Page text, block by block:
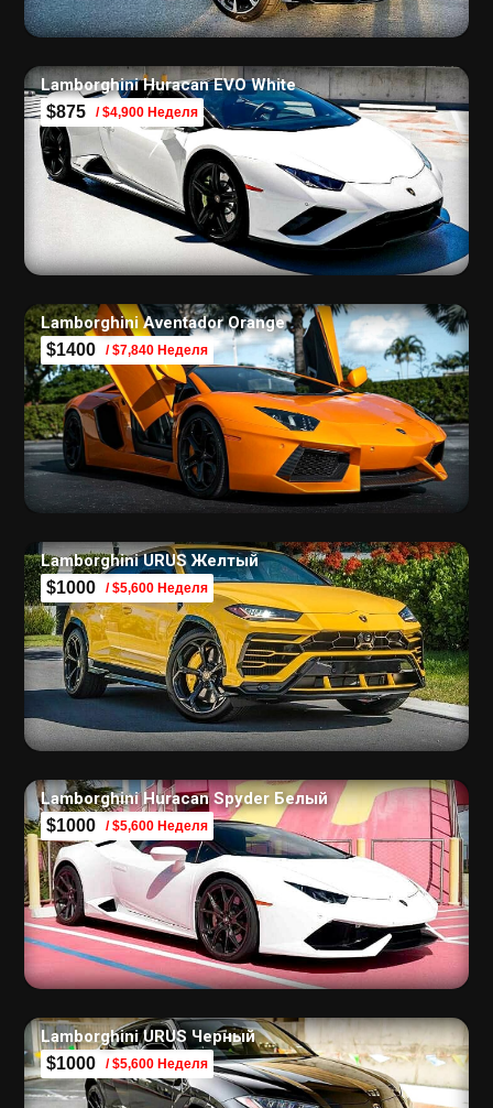
Lamborghini Huracan EVO White
$875 / $4,900 Неделя
Lamborghini Aventador Orange
$1400 / $7,840 Неделя
Lamborghini URUS Желтый
$1000 / $5,600 Неделя
Lamborghini Huracan Spyder Белый
$1000 / $5,600 Неделя
Lamborghini URUS Черный
$1000 / $5,600 Неделя